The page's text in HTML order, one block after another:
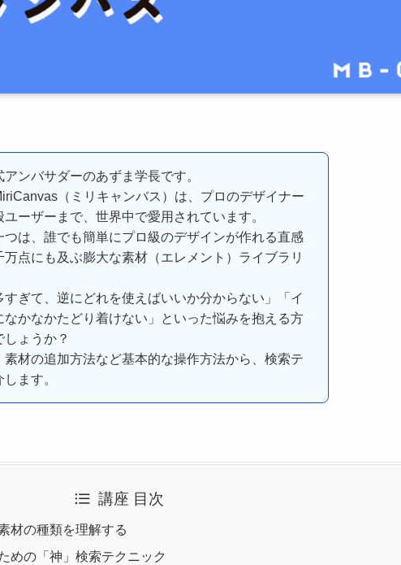
ンバサダーのあずま学長です。
（ミリキャンバス）は、プロのデザイナー
ーザーまで、世界中で愛用されています。
つは、誰でも簡単にプロ級のデザインが作れる直感
点にも及ぶ膨大な素材（エレメント）ライブラリ
すぎて、逆にどれを使えばいいか分からない」「イ
なかなかたどり着けない」といった悩みを抱える方
しょうか？
素材の追加方法など基本的な操作方法から、検索テ
ます。
講座 目次
材の種類を理解する
めの「神」検索テクニック